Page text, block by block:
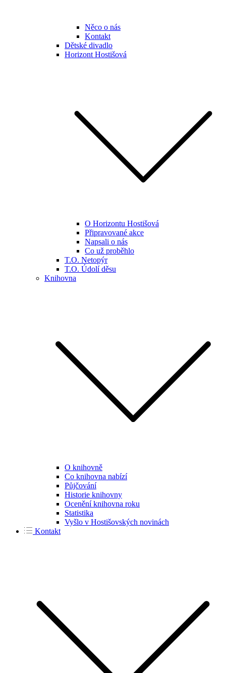
Něco o nás
Kontakt
Dětské divadlo
Horizont Hostišová
O Horizontu Hostišová
Připravované akce
Napsali o nás
Co už proběhlo
T.O. Netopýr
T.O. Údolí děsu
Knihovna
O knihovně
Co knihovna nabízí
Půjčování
Historie knihovny
Ocenění knihovna roku
Statistika
Vyšlo v Hostišovských novinách
Kontakt